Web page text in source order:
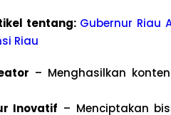
tentang: Gubernur Riau
Riau
– Menghasilkan
Inovatif – Menciptakan